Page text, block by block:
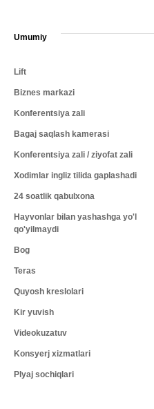
Umumiy
Lift
Biznes markazi
Konferentsiya zali
Bagaj saqlash kamerasi
Konferentsiya zali / ziyofat zali
Xodimlar ingliz tilida gaplashadi
24 soatlik qabulxona
Hayvonlar bilan yashashga yo'l
qo'yilmaydi
Bog
Teras
Quyosh kreslolari
Kir yuvish
Videokuzatuv
Konsyerj xizmatlari
Plyaj sochiqlari